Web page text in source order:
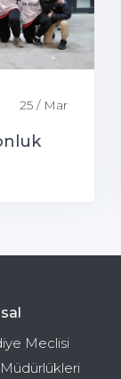
25 / Mar
Meclisi